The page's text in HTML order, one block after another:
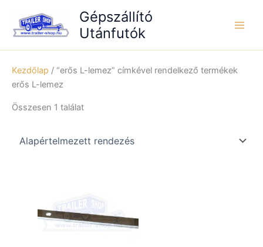
content
Gépszállító
Utánfutók
Kezdőlap / “erős L-lemez” címkével rendelkező termékek
erős L-lemez
Összesen 1 találat